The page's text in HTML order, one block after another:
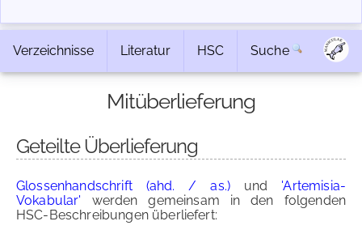
Verzeichnisse Literatur HSC Suche
Mitüberlieferung
Geteilte Überlieferung
Glossenhandschrift (ahd. / as.) und 'Artemisia-
Vokabular' werden gemeinsam in den folgenden
HSC-Beschreibungen überliefert: